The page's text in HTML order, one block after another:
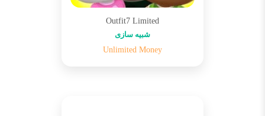
Outfit7 Limited
شبیه سازی
Unlimited Money